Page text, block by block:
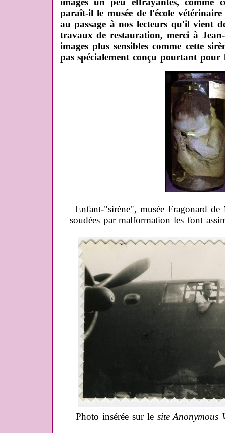
paraît-il le musée de l'école
au passage à nos lecteurs qu'il vient
travaux de restauration, merci à
images plus sensibles comme cette
pas spécialement conçu pourtant pour
Enfant-"sirène", musée Fragonard
soudées par malformation les font
Photo insérée sur le site Anonymous